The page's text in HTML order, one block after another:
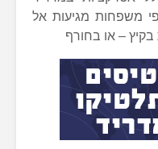
משפחות מגיעות אל
– או בחורף